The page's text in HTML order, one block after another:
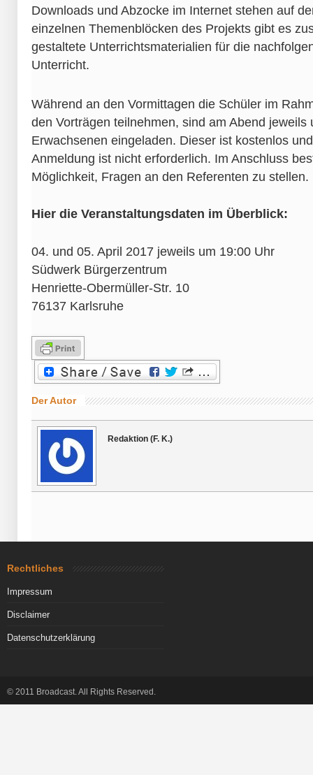
Downloads und Abzocke im Internet stehen auf
einzelnen Themenblöcken des Projekts gibt es
gestaltete Unterrichtsmaterialien für die
Unterricht.
Während an den Vormittagen die Schüler im
den Vorträgen teilnehmen, sind am Abend jeweils
Erwachsenen eingeladen. Dieser ist kostenlos
Anmeldung ist nicht erforderlich. Im Anschluss
Möglichkeit, Fragen an den Referenten zu stellen.
Hier die Veranstaltungsdaten im Überblick:
04. und 05. April 2017 jeweils um 19:00 Uhr
Südwerk Bürgerzentrum
Henriette-Obermüller-Str. 10
76137 Karlsruhe
Der Autor
Redaktion (F. K.)
Rechtliches
Impressum
Disclaimer
Datenschutzerklärung
© 2011 Broadcast. All Rights Reserved.